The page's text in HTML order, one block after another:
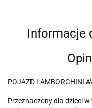
Informacje
POJAZD LAMBORGHINI
Przeznaczony dla dzieci